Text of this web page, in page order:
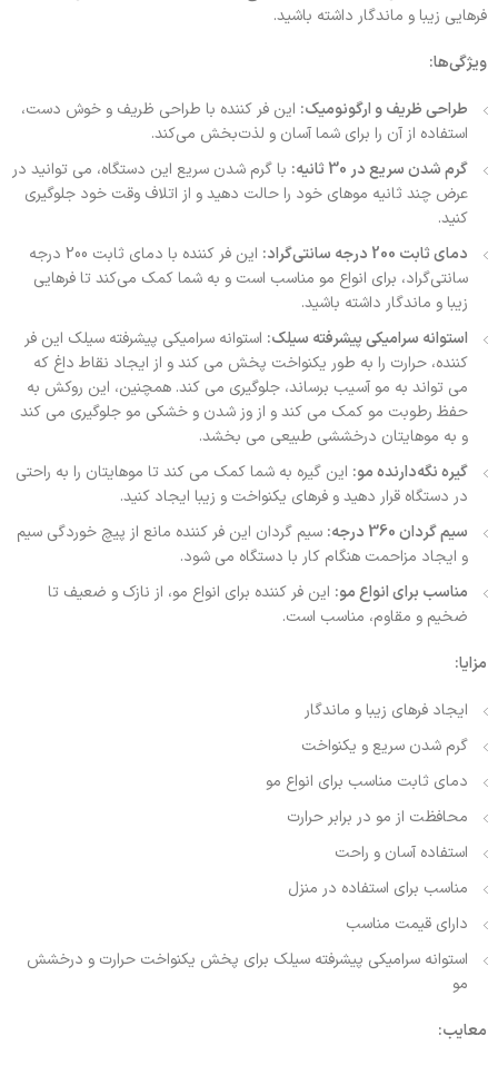
فرهایی زیبا و ماندگار داشته باشید.
ویژگی‌ها:
طراحی ظریف و ارگونومیک: این فر کننده با طراحی ظریف و خوش دست،
استفاده از آن را برای شما آسان و لذت‌بخش می‌کند.
گرم شدن سریع در 30 ثانیه:
با گرم شدن سریع این دستگاه، می توانید در
عرض چند ثانیه موهای خود را حالت دهید و از اتلاف وقت خود جلوگیری
کنید.
دمای ثابت 200 درجه سانتی‌گراد:
این فر کننده با دمای ثابت 200 درجه
سانتی‌گراد، برای انواع مو مناسب است و به شما کمک می‌کند تا فرهایی
زیبا و ماندگار داشته باشید.
استوانه سرامیکی پیشرفته سیلک: استوانه سرامیکی پیشرفته سیلک این فر
کننده، حرارت را به طور یکنواخت پخش می کند و از ایجاد نقاط داغ که
می تواند به مو آسیب برساند، جلوگیری می کند. همچنین، این روکش به
حفظ رطوبت مو کمک می کند و از وز شدن و خشکی مو جلوگیری می کند
و به موهایتان درخششی طبیعی می بخشد.
گیره نگه‌دارنده مو: این گیره به شما کمک می کند تا موهایتان را به راحتی
در دستگاه قرار دهید و فرهای یکنواخت و زیبا ایجاد کنید.
سیم گردان 360 درجه:
سیم گردان این فر کننده مانع از پیچ خوردگی سیم
و ایجاد مزاحمت هنگام کار با دستگاه می شود.
مناسب برای انواع مو: این فر کننده برای انواع مو، از نازک و ضعیف تا
ضخیم و مقاوم، مناسب است.
مزایا:
ایجاد فرهای زیبا و ماندگار
گرم شدن سریع و یکنواخت
دمای ثابت مناسب برای انواع مو
محافظت از مو در برابر حرارت
استفاده آسان و راحت
مناسب برای استفاده در منزل
دارای قیمت مناسب
استوانه سرامیکی پیشرفته سیلک برای پخش یکنواخت حرارت و درخشش
مو
معایب: